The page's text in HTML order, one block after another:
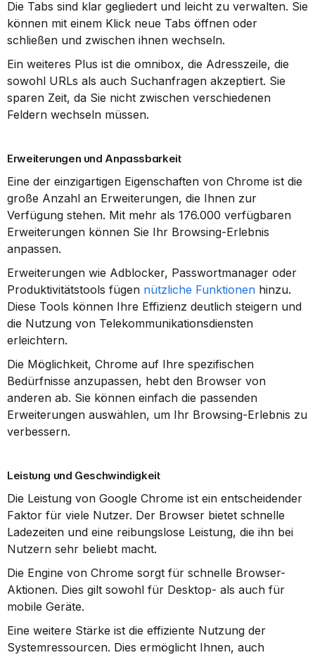
Die Tabs sind klar gegliedert und leicht zu verwalten. Sie
können mit einem Klick neue Tabs öffnen oder
schließen und zwischen ihnen wechseln.
Ein weiteres Plus ist die omnibox, die Adresszeile, die
sowohl URLs als auch Suchanfragen akzeptiert. Sie
sparen Zeit, da Sie nicht zwischen verschiedenen
Feldern wechseln müssen.
Erweiterungen und Anpassbarkeit
Eine der einzigartigen Eigenschaften von Chrome ist die
große Anzahl an Erweiterungen, die Ihnen zur
Verfügung stehen. Mit mehr als 176.000 verfügbaren
Erweiterungen können Sie Ihr Browsing-Erlebnis
anpassen.
Erweiterungen wie Adblocker, Passwortmanager oder
Produktivitätstools fügen nützliche Funktionen hinzu.
Diese Tools können Ihre Effizienz deutlich steigern und
die Nutzung von Telekommunikationsdiensten
erleichtern.
Die Möglichkeit, Chrome auf Ihre spezifischen
Bedürfnisse anzupassen, hebt den Browser von
anderen ab. Sie können einfach die passenden
Erweiterungen auswählen, um Ihr Browsing-Erlebnis zu
verbessern.
Leistung und Geschwindigkeit
Die Leistung von Google Chrome ist ein entscheidender
Faktor für viele Nutzer. Der Browser bietet schnelle
Ladezeiten und eine reibungslose Leistung, die ihn bei
Nutzern sehr beliebt macht.
Die Engine von Chrome sorgt für schnelle Browser-
Aktionen. Dies gilt sowohl für Desktop- als auch für
mobile Geräte.
Eine weitere Stärke ist die effiziente Nutzung der
Systemressourcen. Dies ermöglicht Ihnen, auch